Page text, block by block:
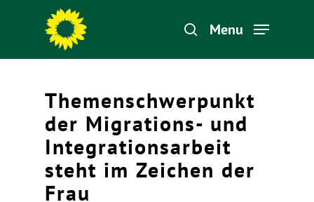
Menu
Themenschwerpunkt
der Migrations- und
Integrationsarbeit
steht im Zeichen der
Frau